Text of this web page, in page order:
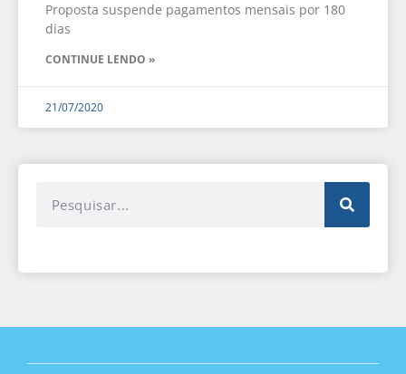
Proposta suspende pagamentos mensais por 180
dias
CONTINUE LENDO »
21/07/2020